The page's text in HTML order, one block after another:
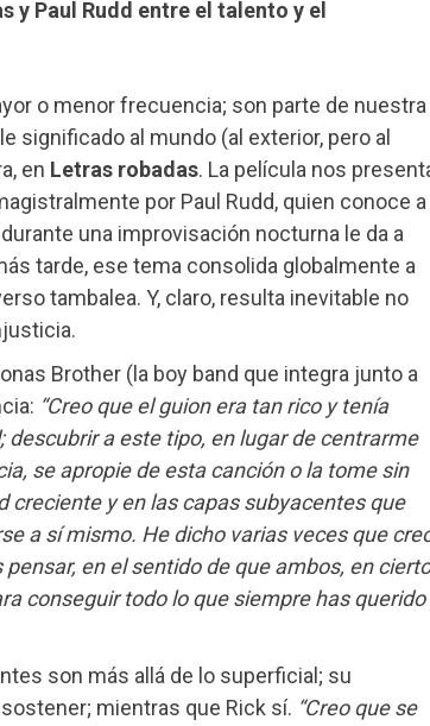
y Paul Rudd entre el talento y el
o menor frecuencia; son parte de nuestra
significado al mundo (al exterior, pero al
en Letras robadas. La película nos
por Paul Rudd, quien conoce a
una improvisación nocturna le da a
tarde, ese tema consolida globalmente a
tambalea. Y, claro, resulta inevitable no
Brother (la boy band que integra junto a
“Creo que el guion era tan rico y tenía
a este tipo, en lugar de centrarme
se apropie de esta canción o la tome sin
y en las capas subyacentes que
a sí mismo. He dicho varias veces que
en el sentido de que ambos, en cierto
conseguir todo lo que siempre has querido
son más allá de lo superficial; su
mientras que Rick sí. “Creo que se